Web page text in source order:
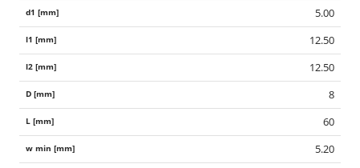
5.00
12.50
12.50
8
60
5.20